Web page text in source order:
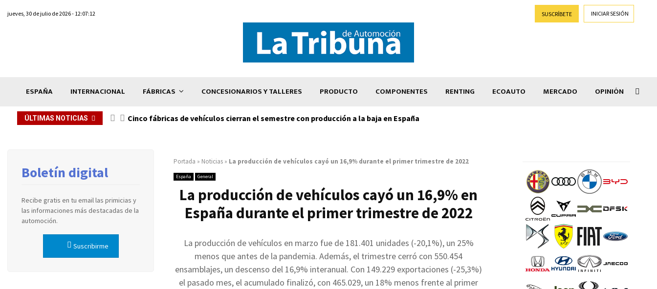
jueves, 30 de julio de 2026 - 12:07:12 SUSCRÍBETE INICIAR SESIÓN
ESPAÑA INTERNACIONAL FÁBRICAS CONCESIONARIOS Y TALLERES PRODUCTO COMPONENTES RENTING ECOAUTO MERCADO OPINIÓN
ÚLTIMAS NOTICIAS Cinco fábricas de vehículos cierran el semestre con producción a la baja en España
Portada » Noticias » La producción de vehículos cayó un 16,9% durante el primer trimestre de 2022
España General
La producción de vehículos cayó un 16,9% en
España durante el primer trimestre de 2022
La producción de vehículos en marzo fue de 181.401 unidades (-20,1%), un 25%
menos que antes de la pandemia. Además, el trimestre cerró con 550.454
ensamblajes, un descenso del 16,9% interanual. Con 149.229 exportaciones (-25,3%)
el pasado mes, el acumulado finalizó, con 465.029, un 18% menos frente al primer
Boletín digital
Recibe gratis en tu email las primicias y
las informaciones más destacadas de la
automoción.
Suscribirme